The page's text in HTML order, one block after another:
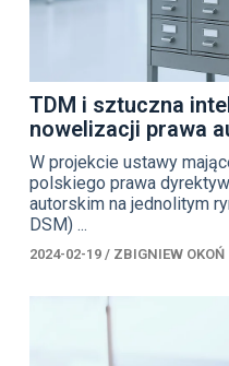
TDM i sztuczna
nowelizacji prawa
W projekcie ustawy
polskiego prawa
autorskim na jednolitym
DSM) ...
2024-02-19/ ZBIGNIEW OKOŃ